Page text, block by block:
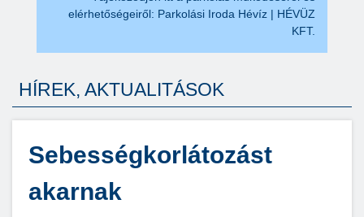
elérhetőségeiről: Parkolási Iroda Hévíz | HÉVÜZ
KFT.
HÍREK, AKTUALITÁSOK
Sebességkorlátozást
akarnak